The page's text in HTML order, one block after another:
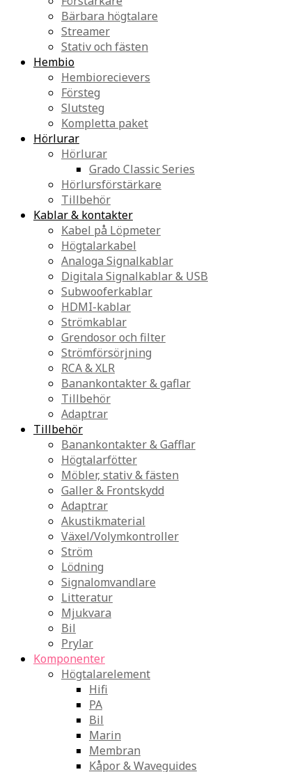
Bärbara högtalare
Streamer
Stativ och fästen
Hembio
Hembiorecievers
Försteg
Slutsteg
Kompletta paket
Hörlurar
Hörlurar
Grado Classic Series
Hörlursförstärkare
Tillbehör
Kablar & kontakter
Kabel på Löpmeter
Högtalarkabel
Analoga Signalkablar
Digitala Signalkablar & USB
Subwooferkablar
HDMI-kablar
Strömkablar
Grendosor och filter
Strömförsörjning
RCA & XLR
Banankontakter & gaflar
Tillbehör
Adaptrar
Tillbehör
Banankontakter & Gafflar
Högtalarfötter
Möbler, stativ & fästen
Galler & Frontskydd
Adaptrar
Akustikmaterial
Växel/Volymkontroller
Ström
Lödning
Signalomvandlare
Litteratur
Mjukvara
Bil
Prylar
Komponenter
Högtalarelement
Hifi
PA
Bil
Marin
Membran
Kåpor & Waveguides